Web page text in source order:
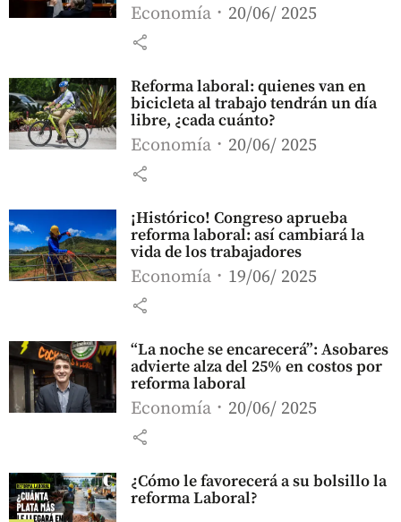
Economía 20/06/ 2025
share
Reforma laboral: quienes van en
bicicleta al trabajo tendrán un día
libre, ¿cada cuánto?
Economía 20/06/ 2025
share
¡Histórico! Congreso aprueba
reforma laboral: así cambiará la
vida de los trabajadores
Economía 19/06/ 2025
share
“La noche se encarecerá”: Asobares
advierte alza del 25% en costos por
reforma laboral
Economía 20/06/ 2025
share
¿Cómo le favorecerá a su bolsillo la
reforma Laboral?